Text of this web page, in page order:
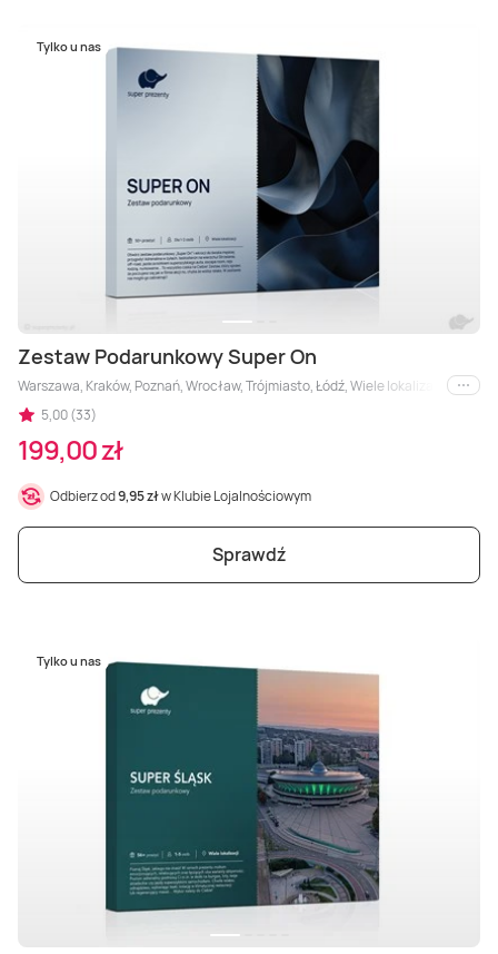
Tylko u nas
Zestaw Podarunkowy Super On
Warszawa, Kraków, Poznań, Wrocław, Trójmiasto, Łódź, Wiele lokalizacji,
i inne
5,00 (33)
199,00 zł
Odbierz od9,95 złw Klubie Lojalnościowym
Sprawdź
Tylko u nas